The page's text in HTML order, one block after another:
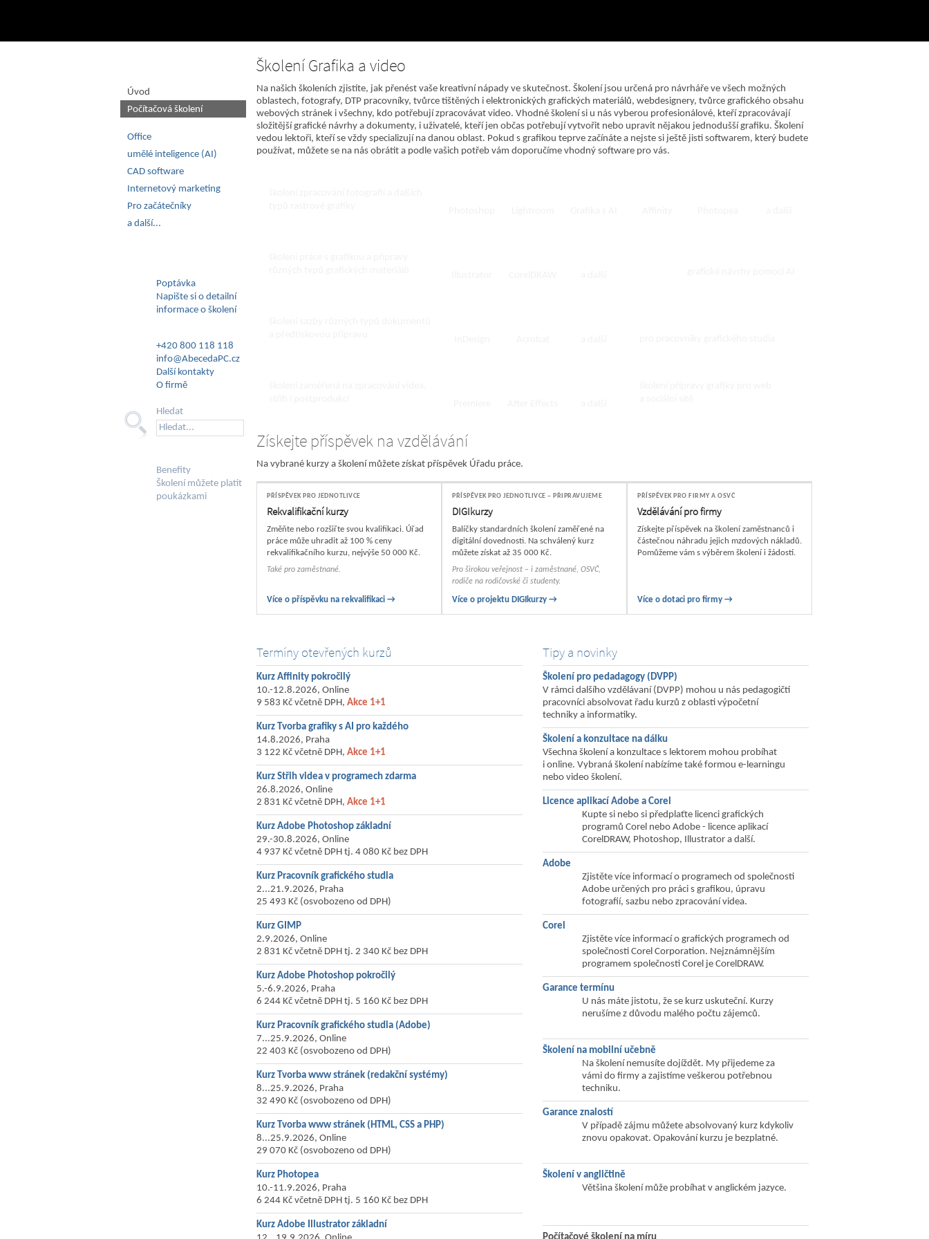
Školení Grafika a video
Na našich školeních zjistíte, jak přenést vaše kreativní nápady ve skutečnost. Školení jsou určená pro návrháře ve všech možných
oblastech, fotografy, DTP pracovníky, tvůrce tištěných i elektronických grafických materiálů, webdesignery, tvůrce grafického obsahu
webových stránek i všechny, kdo potřebují zpracovávat video. Vhodné školení si u nás vyberou profesionálové, kteří zpracovávají
složitější grafické návrhy a dokumenty, i uživatelé, kteří jen občas potřebují vytvořit nebo upravit nějakou jednodušší grafiku. Školení
vedou lektoři, kteří se vždy specializují na danou oblast. Pokud s grafikou teprve začínáte a nejste si ještě jisti softwarem, který budete
používat, můžete se na nás obrátit a podle vašich potřeb vám doporučíme vhodný software pro vás.
Získejte příspěvek na vzdělávání
Na vybrané kurzy a školení můžete získat příspěvek Úřadu práce.
PŘÍSPĚVEK PRO JEDNOTLIVCE
Rekvalifikační kurzy
Změňte nebo rozšiřte svou kvalifikaci. Úřad
práce může uhradit až 100 % ceny
rekvalifikačního kurzu, nejvýše 50 000 Kč.
Také pro zaměstnané.
Více o příspěvku na rekvalifikaci →
PŘÍSPĚVEK PRO JEDNOTLIVCE – PŘIPRAVUJEME
DIGIkurzy
Balíčky standardních školení zaměřené na
digitální dovednosti. Na schválený kurz
můžete získat až 35 000 Kč.
Pro širokou veřejnost – i zaměstnané, OSVČ,
rodiče na rodičovské či studenty.
Více o projektu DIGIkurzy →
PŘÍSPĚVEK PRO FIRMY A OSVČ
Vzdělávání pro firmy
Získejte příspěvek na školení zaměstnanců i
částečnou náhradu jejich mzdových nákladů.
Pomůžeme vám s výběrem školení i žádostí.
Více o dotaci pro firmy →
Termíny otevřených kurzů
Kurz Affinity pokročilý
10.-12.8.2026, Online
9 583 Kč včetně DPH, Akce 1+1
Kurz Tvorba grafiky s AI pro každého
14.8.2026, Praha
3 122 Kč včetně DPH, Akce 1+1
Kurz Střih videa v programech zdarma
26.8.2026, Online
2 831 Kč včetně DPH, Akce 1+1
Kurz Adobe Photoshop základní
29.-30.8.2026, Online
4 937 Kč včetně DPH tj. 4 080 Kč bez DPH
Kurz Pracovník grafického studia
2...21.9.2026, Praha
25 493 Kč (osvobozeno od DPH)
Kurz GIMP
2.9.2026, Online
2 831 Kč včetně DPH tj. 2 340 Kč bez DPH
Kurz Adobe Photoshop pokročilý
5.-6.9.2026, Praha
6 244 Kč včetně DPH tj. 5 160 Kč bez DPH
Kurz Pracovník grafického studia (Adobe)
7...25.9.2026, Online
22 403 Kč (osvobozeno od DPH)
Kurz Tvorba www stránek (redakční systémy)
8...25.9.2026, Praha
32 490 Kč (osvobozeno od DPH)
Kurz Tvorba www stránek (HTML, CSS a PHP)
8...25.9.2026, Online
29 070 Kč (osvobozeno od DPH)
Kurz Photopea
10.-11.9.2026, Praha
6 244 Kč včetně DPH tj. 5 160 Kč bez DPH
Kurz Adobe Illustrator základní
Tipy a novinky
Školení pro pedadagogy (DVPP)
V rámci dalšího vzdělávaní (DVPP) mohou u nás pedagogičtí
pracovníci absolvovat řadu kurzů z oblasti výpočetní
techniky a informatiky.
Školení a konzultace na dálku
Všechna školení a konzultace s lektorem mohou probíhat
i online. Vybraná školení nabízíme také formou e-learningu
nebo video školení.
Licence aplikací Adobe a Corel
Kupte si nebo si předplaťte licenci grafických
programů Corel nebo Adobe - licence aplikací
CorelDRAW, Photoshop, Illustrator a další.
Adobe
Zjistěte více informací o programech od společnosti
Adobe určených pro práci s grafikou, úpravu
fotografií, sazbu nebo zpracování videa.
Corel
Zjistěte více informací o grafických programech od
společnosti Corel Corporation. Nejznámnějším
programem společnosti Corel je CorelDRAW.
Garance termínu
U nás máte jistotu, že se kurz uskuteční. Kurzy
nerušíme z důvodu malého počtu zájemců.
Školení na mobilní učebně
Na školení nemusíte dojíždět. My přijedeme za
vámi do firmy a zajistíme veškerou potřebnou
techniku.
Garance znalostí
V případě zájmu můžete absolvovaný kurz kdykoliv
znovu opakovat. Opakování kurzu je bezplatné.
Školení v angličtině
Většina školení může probíhat v anglickém jazyce.
Úvod
Počítačová školení
Office
umělé inteligence (AI)
CAD software
Internetový marketing
Pro začátečníky
a další...
Poptávka
Napište si o detailní
informace o školení
+420 800 118 118
info@AbecedaPC.cz
Další kontakty
O firmě
Hledat
Benefity
Školení můžete platit
poukázkami